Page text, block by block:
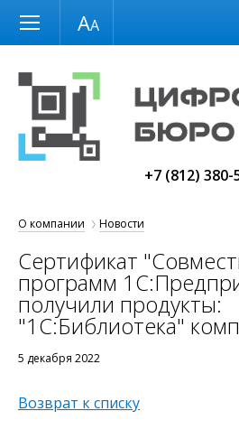
Размер шрифта
+7 (812) 380-
О компании Новости
Сертификат
программ
получили продукты:
"1С:Библиотека"
5 декабря 2022
Возврат к списку